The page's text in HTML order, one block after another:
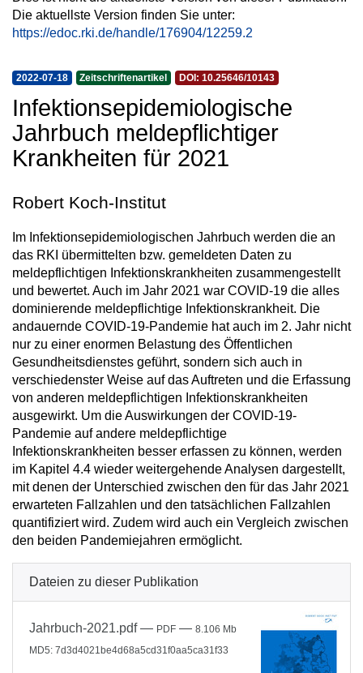
Die aktuellste Version finden Sie unter:
https://edoc.rki.de/handle/176904/12259.2
2022-07-18 Zeitschriftenartikel DOI: 10.25646/10143
Infektionsepidemiologische
Jahrbuch meldepflichtiger
Krankheiten für 2021
Robert Koch-Institut
Im Infektionsepidemiologischen Jahrbuch werden die an
das RKI übermittelten bzw. gemeldeten Daten zu
meldepflichtigen Infektionskrankheiten zusammengestellt
und bewertet. Auch im Jahr 2021 war COVID-19 die alles
dominierende meldepflichtige Infektionskrankheit. Die
andauernde COVID-19-Pandemie hat auch im 2. Jahr nicht
nur zu einer enormen Belastung des Öffentlichen
Gesundheitsdienstes geführt, sondern sich auch in
verschiedenster Weise auf das Auftreten und die Erfassung
von anderen meldepflichtigen Infektionskrankheiten
ausgewirkt. Um die Auswirkungen der COVID-19-
Pandemie auf andere meldepflichtige
Infektionskrankheiten besser erfassen zu können, werden
im Kapitel 4.4 wieder weitergehende Analysen dargestellt,
mit denen der Unterschied zwischen den für das Jahr 2021
erwarteten Fallzahlen und den tatsächlichen Fallzahlen
quantifiziert wird. Zudem wird auch ein Vergleich zwischen
den beiden Pandemiejahren ermöglicht.
Dateien zu dieser Publikation
Jahrbuch-2021.pdf— PDF — 8.106 Mb
MD5: 7d3d4021be4d68a5cd31f0aa5ca31f33